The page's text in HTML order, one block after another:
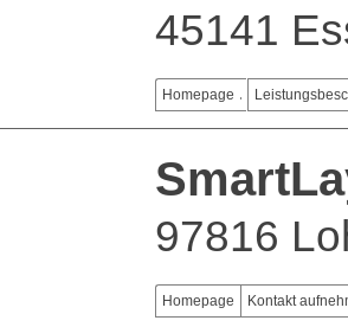
45141
Homepage
97816
Homepage Kontakt